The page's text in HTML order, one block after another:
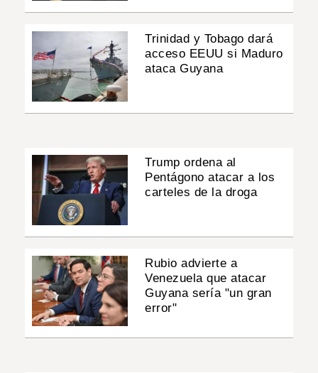
Trinidad y Tobago dará
acceso EEUU si Maduro
ataca Guyana
Trump ordena al
Pentágono atacar a los
carteles de la droga
Rubio advierte a
Venezuela que atacar
Guyana sería "un gran
error"